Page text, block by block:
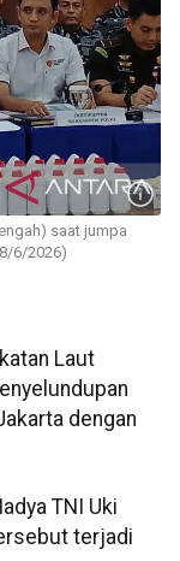
saat jumpa
6/2026)
Laut
dengan
TNI Uki
terjadi